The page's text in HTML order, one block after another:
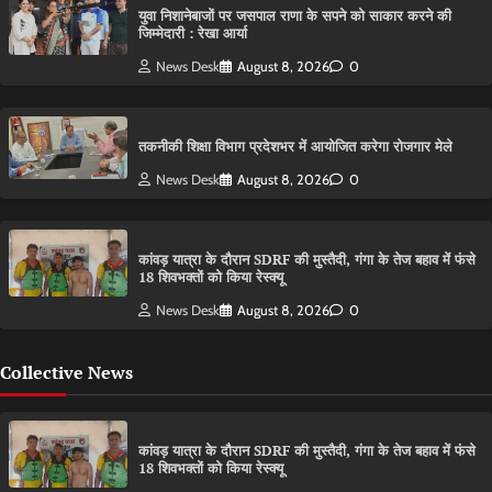
युवा निशानेबाजों पर जसपाल राणा के सपने को साकार करने की
जिम्मेदारी : रेखा आर्या
News Desk August 8, 2026 0
तकनीकी शिक्षा विभाग प्रदेशभर में आयोजित करेगा रोजगार मेले
News Desk August 8, 2026 0
कांवड़ यात्रा के दौरान SDRF की मुस्तैदी, गंगा के तेज बहाव में फंसे
18 शिवभक्तों को किया रेस्क्यू
News Desk August 8, 2026 0
Collective News
कांवड़ यात्रा के दौरान SDRF की मुस्तैदी, गंगा के तेज बहाव में फंसे
18 शिवभक्तों को किया रेस्क्यू